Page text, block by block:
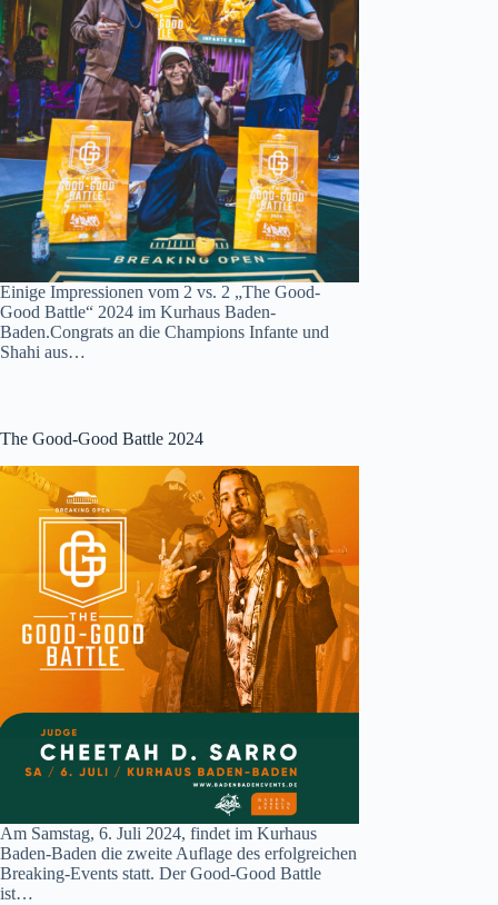
Einige Impressionen vom 2 vs. 2 „The Good-
Good Battle“ 2024 im Kurhaus Baden-
Baden.Congrats an die Champions Infante und
Shahi aus…
The Good-Good Battle 2024
Am Samstag, 6. Juli 2024, findet im Kurhaus
Baden-Baden die zweite Auflage des erfolgreichen
Breaking-Events statt. Der Good-Good Battle
ist…